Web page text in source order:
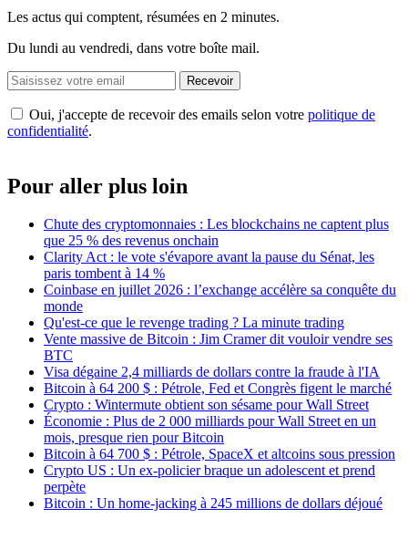
Les actus qui comptent, résumées en 2 minutes.
Du lundi au vendredi, dans votre boîte mail.
Recevoir
Oui, j'accepte de recevoir des emails selon votre politique de
confidentialité.
Pour aller plus loin
Chute des cryptomonnaies : Les blockchains ne captent plus
que 25 % des revenus onchain
Clarity Act : le vote s'évapore avant la pause du Sénat, les
paris tombent à 14 %
Coinbase en juillet 2026 : l’exchange accélère sa conquête du
monde
Qu'est-ce que le revenge trading ? La minute trading
Vente massive de Bitcoin : Jim Cramer dit vouloir vendre ses
BTC
Visa dégaine 2,4 milliards de dollars contre la fraude à l'IA
Bitcoin à 64 200 $ : Pétrole, Fed et Congrès figent le marché
Crypto : Wintermute obtient son sésame pour Wall Street
Économie : Plus de 2 000 milliards pour Wall Street en un
mois, presque rien pour Bitcoin
Bitcoin à 64 700 $ : Pétrole, SpaceX et altcoins sous pression
Crypto US : Un ex-policier braque un adolescent et prend
perpète
Bitcoin : Un home-jacking à 245 millions de dollars déjoué